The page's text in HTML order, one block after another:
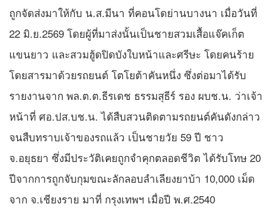
ถูกจัดส่งมาให้กับ น.ส.มีนา ที่คอนโดย่านบางนา เมื่อวันที่
22 มิ.ย.2569 โดยผู้ที่มาส่งนั้นเป็นชายสวมเสื้อแจ๊คเก็ต
แขนยาว และสวมฮู้ดปิดบังใบหน้าและศรีษะ โดยคนร้าย
โดยสารมาด้วยรถยนต์ โตโยต้าคันหนึ่ง ซึ่งต่อมาได้รับ
รายงานจาก พล.ต.ต.ธีรเดช ธรรมสุธีร์ รอง ผบช.น. ว่าเจ้า
หน้าที่ ศอ.ปส.บช.น. ได้สืบสวนติดตามรถยนต์คันดังกล่าว
จนสืบทราบเจ้าของรถแล้ว เป็นชายวัย 59 ปี ชาว
จ.อยุธยา ซึ่งมีประวัติเคยถูกจำคุกตลอดชีวิต ได้รับโทษ 20
ปีจากการถูกจับกุมขณะลักลอบลำเลียงยาบ้า 10,000 เม็ด
จาก จ.เชียงราย มาที่ กรุงเทพฯ เมื่อปี พ.ศ.2540